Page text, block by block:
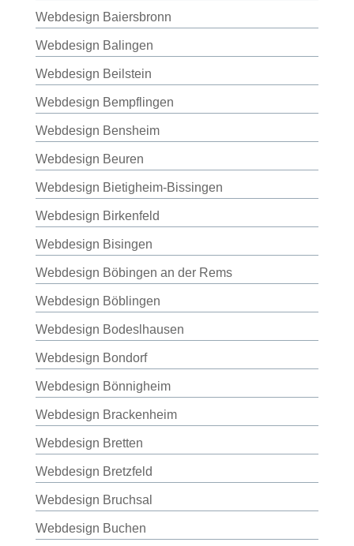
Webdesign Baiersbronn
Webdesign Balingen
Webdesign Beilstein
Webdesign Bempflingen
Webdesign Bensheim
Webdesign Beuren
Webdesign Bietigheim-Bissingen
Webdesign Birkenfeld
Webdesign Bisingen
Webdesign Böbingen an der Rems
Webdesign Böblingen
Webdesign Bodeslhausen
Webdesign Bondorf
Webdesign Bönnigheim
Webdesign Brackenheim
Webdesign Bretten
Webdesign Bretzfeld
Webdesign Bruchsal
Webdesign Buchen